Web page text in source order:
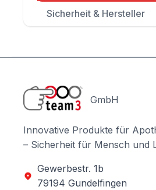
Sicherheit & Hersteller
GmbH
Innovative Produkte für
– Sicherheit für Mensch und
Gewerbestr. 1b
79194 Gundelfingen